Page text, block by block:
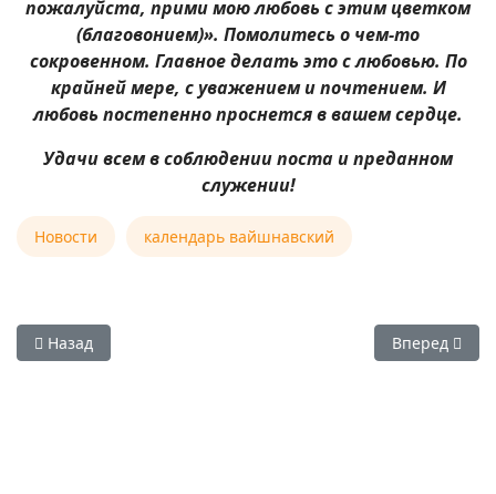
пожалуйста, прими мою любовь с этим цветком
(благовонием)». Помолитесь о чем-то
сокровенном. Главное делать это с любовью. По
крайней мере, с уважением и почтением. И
любовь постепенно проснется в вашем сердце.
Удачи всем в соблюдении поста и преданном
служении!
Новости календарь вайшнавский
Предыдущий: 14 октября 2025 — Бахулаштами - день
Назад Следующий:
Вперед